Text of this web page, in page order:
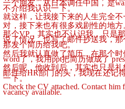
一个朋友，从日本调任中国，是
不介绍我认识一下。
就这样，让我接下来的人生完全不
对，接下来也有很多戏剧性的地方
那个VP，其实也不认识我，只是
说了情况，也写了邮件抄送我，那
那发个简历给我吧。
然后我就认真做了简历，在那个
word了，我用ppt把简历做成了
然后呢，他收到后，其实也只是
邮件给HR部门的头，我现在还记
一下。
Check the CV attached. Contact
vacancy available.